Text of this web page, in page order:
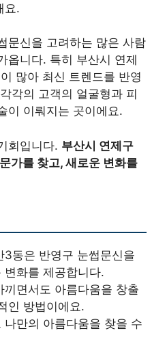
요.
문신을 고려하는 많은 사람
옵니다. 특히 부산시 연제
많아 최신 트렌드를 반영
각의 고객의 얼굴형과 피
이 이뤄지는 곳이에요.
회입니다. 부산시 연제구
가를 찾고, 새로운 변화를
3동은 반영구 눈썹문신을
변화를 제공합니다.
끼면서도 아름다움을 창출
인 방법이에요.
나만의 아름다움을 찾을 수